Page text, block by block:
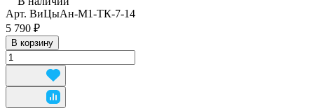
Арт. ВиЦыАн-М1-ТК-7-14
5 790 ₽
В корзину